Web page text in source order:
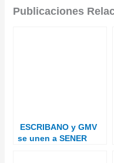
Publicaciones
ESCRIBANO y GMV
se unen a SENER